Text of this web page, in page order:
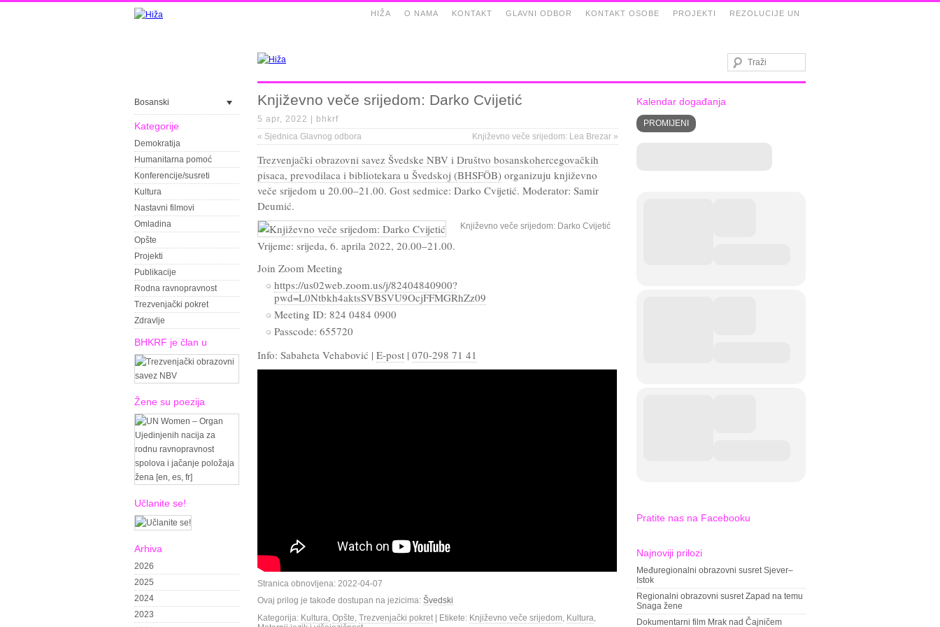
REZOLUCIJE UN
PROJEKTI
KONTAKT OSOBE
GLAVNI ODBOR
KONTAKT
O NAMA
HIŽA
Bosanski
Kategorije
Demokratija
Humanitarna pomoć
Konferencije/susreti
Kultura
Nastavni filmovi
Omladina
Opšte
Projekti
Publikacije
Rodna ravnopravnost
Trezvenjački pokret
Zdravlje
BHKRF je član u
Žene su poezija
Učlanite se!
Arhiva
2026
2025
2024
2023
Književno veče srijedom: Darko Cvijetić
5 apr, 2022 |
bhkrf
« Sjednica Glavnog odbora Književno veče srijedom: Lea Brezar »
Trezvenjački obrazovni savez Švedske NBV i Društvo bosanskohercegovačkih
pisaca, prevodilaca i bibliotekara u Švedskoj (BHSFÖB) organizuju književno
veče srijedom u 20.00–21.00. Gost sedmice: Darko Cvijetić. Moderator: Samir
Deumić.
Književno veče srijedom: Darko Cvijetić
Vrijeme: srijeda, 6. aprila 2022, 20.00–21.00.
Join Zoom Meeting
https://us02web.zoom.us/j/82404840900?
pwd=L0Ntbkh4aktsSVBSVU9OcjFFMGRhZz09
Meeting ID: 824 0484 0900
Passcode: 655720
Info: Sabaheta Vehabović | E-post | 070-298 71 41
Stranica obnovljena: 2022-04-07
Ovaj prilog je takođe dostupan na jezicima: Švedski
Kategorija: Kultura, Opšte, Trezvenjački pokret | Etikete: Književno veče srijedom, Kultura,
Kalendar događanja
PROMIJENI
Pratite nas na Facebooku
Najnoviji prilozi
Međuregionalni obrazovni susret Sjever–
Istok
Regionalni obrazovni susret Zapad na temu
Snaga žene
Dokumentarni film Mrak nad Čajničem